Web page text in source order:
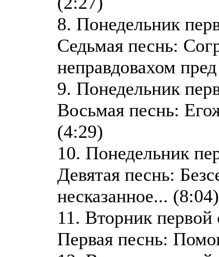
8. Понедельник
Седьмая песнь:
неправдовахом
9. Понедельник
Восьмая песнь:
(4:29)
10. Понедельник
Девятая песнь:
несказанное... (8:04)
11. Вторник
Первая песнь: